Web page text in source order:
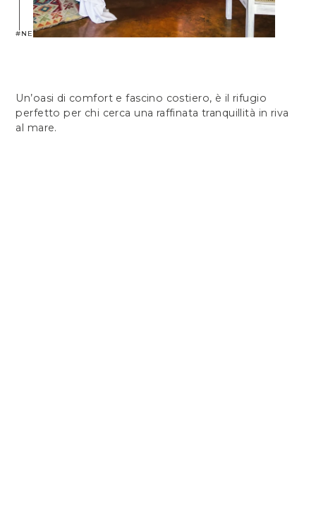
#NEPTUNEPALMBEACH
Un’oasi di comfort e fascino costiero, è il rifugio
perfetto per chi cerca una raffinata tranquillità in riva
al mare.